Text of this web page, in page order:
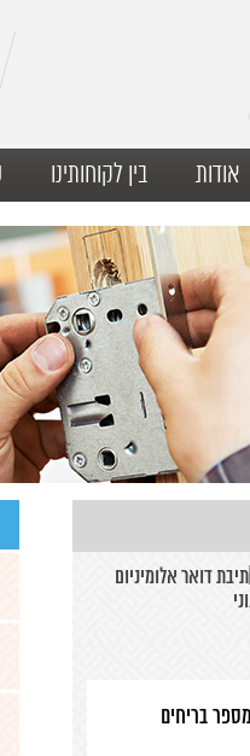
אודות בין לקוחותינו
מספר בריחים